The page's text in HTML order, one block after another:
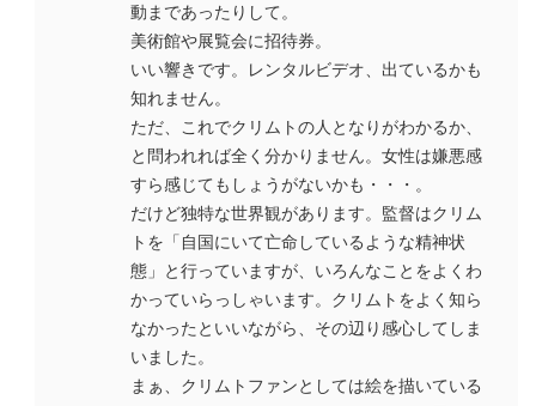
動まであったりして。
美術館や展覧会に招待券。
いい響きです。レンタルビデオ、出ているかも
知れません。
ただ、これでクリムトの人となりがわかるか、
と問われれば全く分かりません。女性は嫌悪感
すら感じてもしょうがないかも・・・。
だけど独特な世界観があります。監督はクリム
トを「自国にいて亡命しているような精神状
態」と行っていますが、いろんなことをよくわ
かっていらっしゃいます。クリムトをよく知ら
なかったといいながら、その辺り感心してしま
いました。
まぁ、クリムトファンとしては絵を描いている